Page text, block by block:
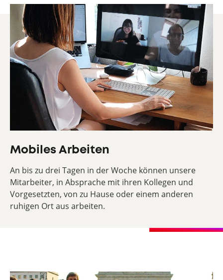
Mobiles Arbeiten
An bis zu drei Tagen in der Woche können unsere
Mitarbeiter, in Absprache mit ihren Kollegen und
Vorgesetzten, von zu Hause oder einem anderen
ruhigen Ort aus arbeiten.